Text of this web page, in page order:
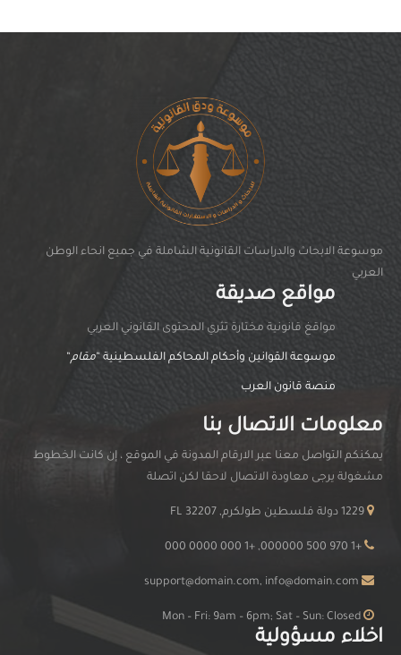
موسوعة الابحاث والدراسات القانونية الشاملة في جميع انحاء الوطن
العربي
مواقع صديقة
مواقغ قانونية مختارة تثري المحتوى القانوني العربي
موسوعة القوانين وأحكام المحاكم الفلسطينية “مقام“
منصة قانون العرب
معلومات الاتصال بنا
يمكنكم التواصل معنا عبر الارقام المدونة في الموقع ، إن كانت الخطوط
مشغولة يرجى معاودة الاتصال لاحقا لكن اتصلة
+1 970 500 000000, +1 000 0000 000
اخلاء مسؤولية